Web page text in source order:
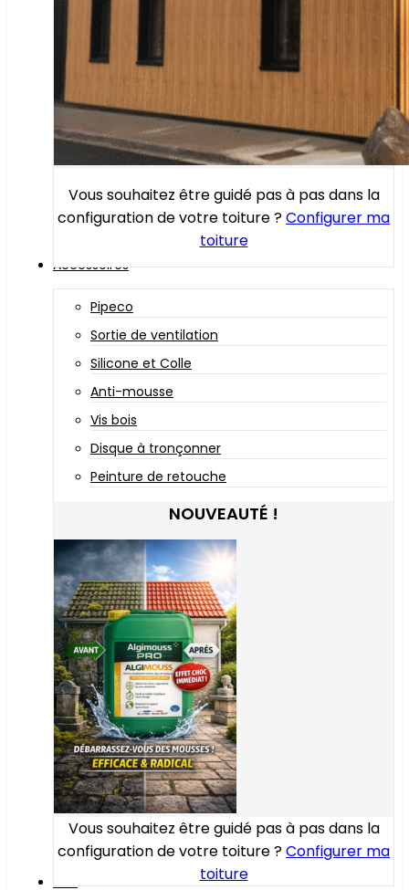
Vous souhaitez être guidé pas à pas dans la
configuration de votre toiture ?Configurer ma
toiture
Accessoires
Pipeco
Sortie de ventilation
Silicone et Colle
Anti-mousse
Vis bois
Disque à tronçonner
Peinture de retouche
NOUVEAUTÉ !
Vous souhaitez être guidé pas à pas dans la
configuration de votre toiture ?Configurer ma
toiture